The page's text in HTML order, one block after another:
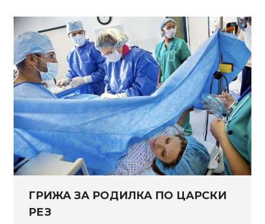
ГРИЖА ЗА РОДИЛКА ПО ЦАРСКИ
РЕЗ